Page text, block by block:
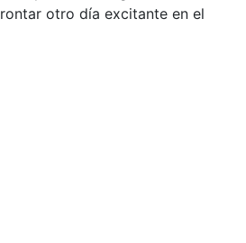
otro día excitante en el